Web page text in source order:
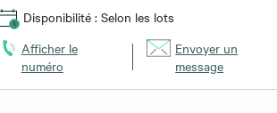
Disponibilité : Selon les lots
Afficher le
numéro
Envoyer un
message